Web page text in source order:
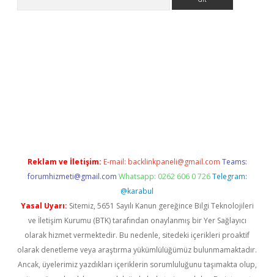
Reklam ve İletişim: E-mail: backlinkpaneli@gmail.com Teams:
forumhizmeti@gmail.com Whatsapp: 0262 606 0 726 Telegram:
@karabul
Yasal Uyarı: Sitemiz, 5651 Sayılı Kanun gereğince Bilgi Teknolojileri
ve İletişim Kurumu (BTK) tarafından onaylanmış bir Yer Sağlayıcı
olarak hizmet vermektedir. Bu nedenle, sitedeki içerikleri proaktif
olarak denetleme veya araştırma yükümlülüğümüz bulunmamaktadır.
Ancak, üyelerimiz yazdıkları içeriklerin sorumluluğunu taşımakta olup,